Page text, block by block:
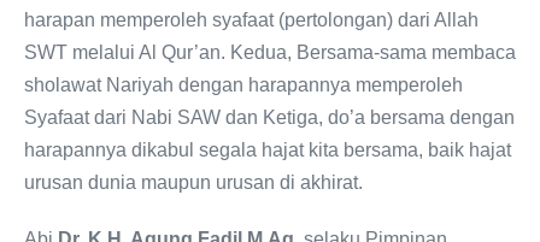
harapan memperoleh syafaat (pertolongan) dari Allah
SWT melalui Al Qur’an. Kedua, Bersama-sama membaca
sholawat Nariyah dengan harapannya memperoleh
Syafaat dari Nabi SAW dan Ketiga, do’a bersama dengan
harapannya dikabul segala hajat kita bersama, baik hajat
urusan dunia maupun urusan di akhirat.